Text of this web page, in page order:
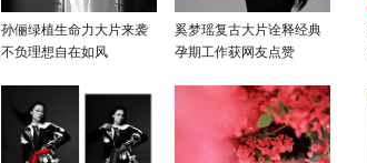
孙俪绿植生命力大片来袭
不负理想自在如风
奚梦瑶复古大片诠释经典
孕期工作获网友点赞